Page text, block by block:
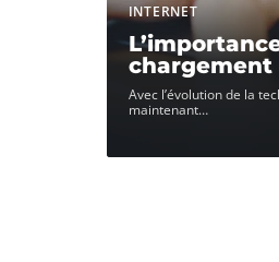
INTERNET
chargement
Avec l’évolution de la
maintenant…